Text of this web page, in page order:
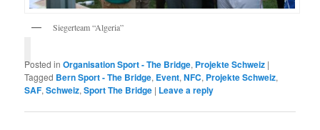
Siegerteam “Algeria”
Posted in Organisation Sport - The Bridge, Projekte Schweiz |
Tagged Bern Sport - The Bridge, Event,NFC, Projekte Schweiz,
SAF,Schweiz,Sport The Bridge | Leave a reply